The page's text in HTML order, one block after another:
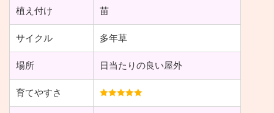
植え付け 苗
サイクル 多年草
場所 日当たりの良い屋外
育てやすさ